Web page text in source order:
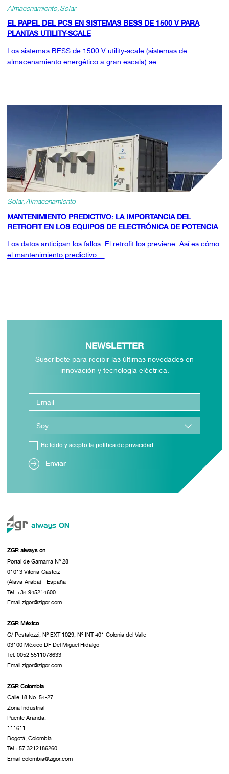
Almacenamiento Solar
EL PAPEL DEL PCS EN SISTEMAS BESS DE 1500 V PARA
PLANTAS UTILITY-SCALE
Los sistemas BESS de 1500 V utility-scale (sistemas de
almacenamiento energético a gran escala) se ...
Solar Almacenamiento
MANTENIMIENTO PREDICTIVO: LA IMPORTANCIA DEL
RETROFIT EN LOS EQUIPOS DE ELECTRÓNICA DE POTENCIA
Los datos anticipan los fallos. El retrofit los previene. Así es cómo
el mantenimiento predictivo ...
NEWSLETTER
Suscríbete para recibir las últimas novedades en
innovación y tecnología eléctrica.
Enviar
He leído y acepto la política de privacidad
ZGR always on
Portal de Gamarra Nº 28
01013 Vitoria-Gasteiz
(Álava-Araba) - España
Tel. +34 945214600
Email zigor@zigor.com
ZGR México
C/ Pestalozzi, Nº EXT 1029, Nº INT 401 Colonia del Valle
03100 México DF Del Miguel Hidalgo
Tel. 0052 5511078633
Email zigor@zigor.com
ZGR Colombia
Calle 18 No. 54-27
Zona Industrial
Puente Aranda.
111611
Bogotá, Colombia
Tel.+57 3212186260
Email colombia@zigor.com